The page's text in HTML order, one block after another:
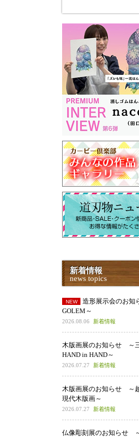
新着情報
news topics
造形展示会のお
GOLEM～
2026.08.06 新着情報
木版画展のお知らせ ～
HAND in HAND～
2026.07.27 新着情報
木版画展のお知らせ ～
現代木版画～
2026.07.27 新着情報
仏像彫刻展のお知らせ